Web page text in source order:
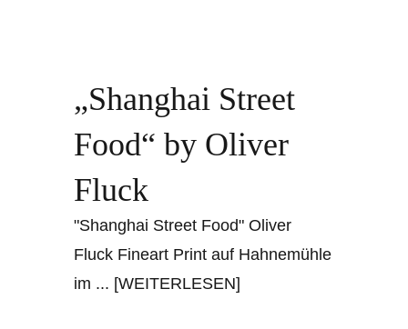
„Shanghai Street
Food“ by Oliver
Fluck
"Shanghai Street Food" Oliver
Fluck Fineart Print auf Hahnemühle
im ... [WEITERLESEN]